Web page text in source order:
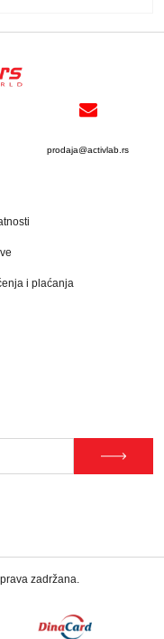
prodaja@activlab.rs
i plaćanja
zadržana.